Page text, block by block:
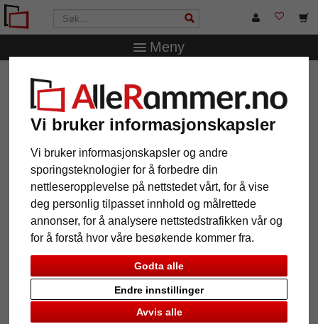
Vi bruker informasjonskapsler
Vi bruker informasjonskapsler og andre
sporingsteknologier for å forbedre din
nettleseropplevelse på nettstedet vårt, for å vise
deg personlig tilpasset innhold og målrettede
annonser, for å analysere nettstedstrafikken vår og
for å forstå hvor våre besøkende kommer fra.
Godta alle
Avvis alle
Endre innstillinger
Meny
AlleRammer.no
Irupu etter mål
Veggspeil Irupu etter mål
Tilbake